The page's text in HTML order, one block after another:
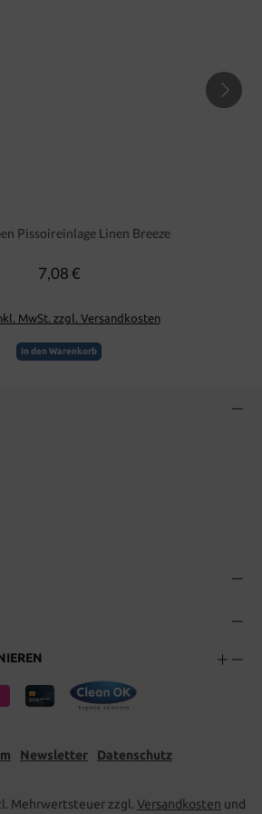
Pissoireinlage Linen Breeze
Regulärer Preis:
7,08 €
MwSt. zzgl. Versandkosten
In den Warenkorb
Newsletter Datenschutz
Mehrwertsteuer zzgl. Versandkosten und